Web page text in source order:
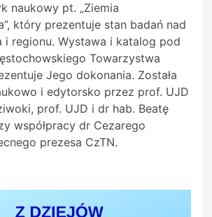
naukowy pt. „Ziemia
który prezentuje stan badań nad
i regionu. Wystawa i katalog pod
Towarzystwa
Jego dokonania. Została
i edytorsko przez prof. UJD
prof. UJD i dr hab. Beatę
współpracy dr Cezarego
prezesa CzTN.